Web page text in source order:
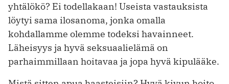
yhtälökö? Ei todellakaan! Useista vastauksista
löytyi sama ilosanoma, jonka omalla
kohdallamme olemme todeksi havainneet.
Läheisyys ja hyvä seksuaalielämä on
parhaimmillaan hoitavaa ja jopa hyvä kipulääke.